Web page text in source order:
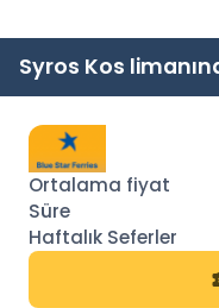
Syros Kos